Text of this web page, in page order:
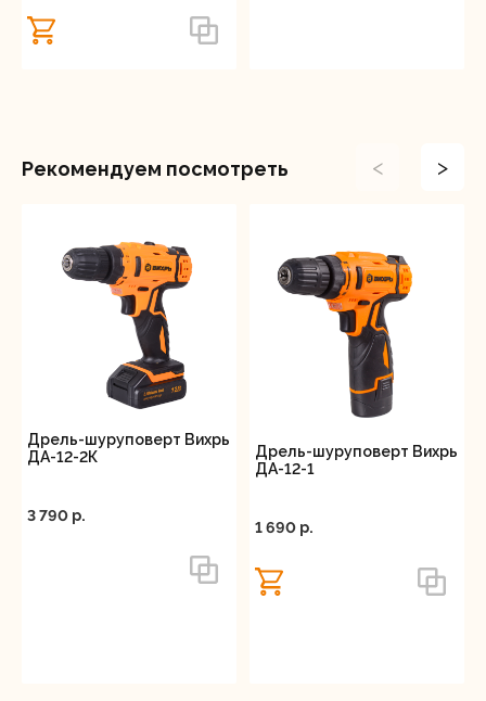
повышает безопасность и точность работы.
Удобный пластиковый кейс входит в комплект
поставки, что позволяет хранить и
Шуруповерт ДА-24Л-2К/Б — универсальный
инструмент, сочетающий качество,
функциональность и эргономичность. Он справится
как с повседневными задачами домашнего
мастера, так и с профессиональными вызовами,
предлагая выносливость и точность в любой
ситуации.
Рекомендуем посмотреть < >
Дрель-шуруповерт Вихрь
ДА-12-2К
3 790 p.
Дрель-шуруповерт Вихрь
ДА-12-1
1 690 p.